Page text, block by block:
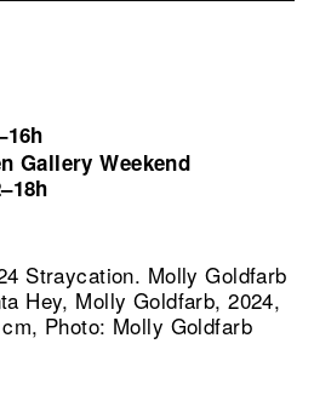
Gallery Weekend
Straycation. Molly Goldfarb
Hey, Molly Goldfarb, 2024,
Photo: Molly Goldfarb